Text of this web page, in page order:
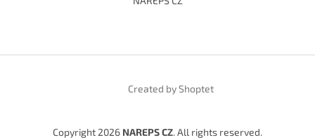
Created by Shoptet
Copyright 2026 NAREPS CZ. All rights reserved.